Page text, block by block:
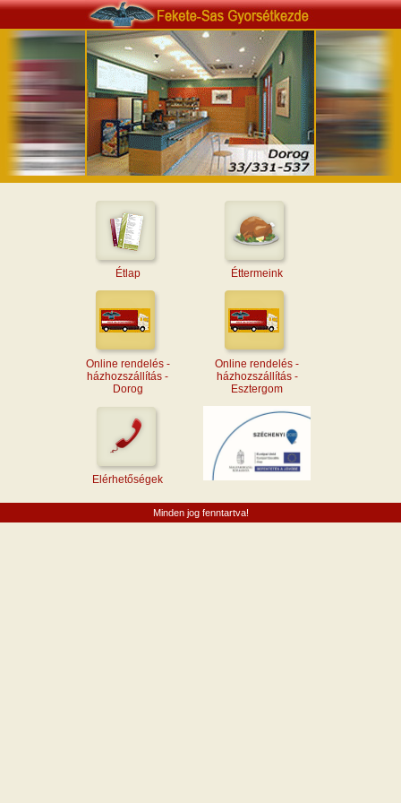
Étlap Éttermeink
Online rendelés -
házhozszállítás -
Dorog
Online rendelés -
házhozszállítás -
Esztergom
Elérhetőségek
Minden jog fenntartva!